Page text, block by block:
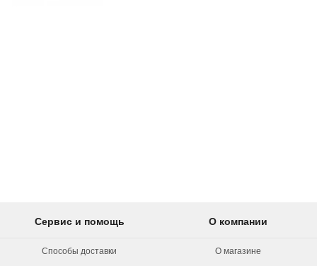
Сервис и помощь
Способы доставки
О компании
О магазине